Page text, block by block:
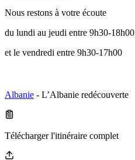
Nous restons à votre écoute
du lundi au jeudi entre 9h30-18h00
et le vendredi entre 9h30-17h00
Albanie - L’Albanie redécouverte
Télécharger l'itinéraire complet